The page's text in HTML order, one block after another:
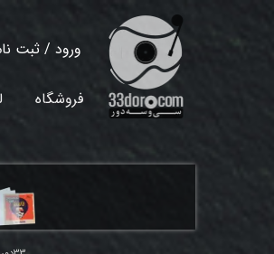
ورود / ثبت
خروج از
فروشگاه